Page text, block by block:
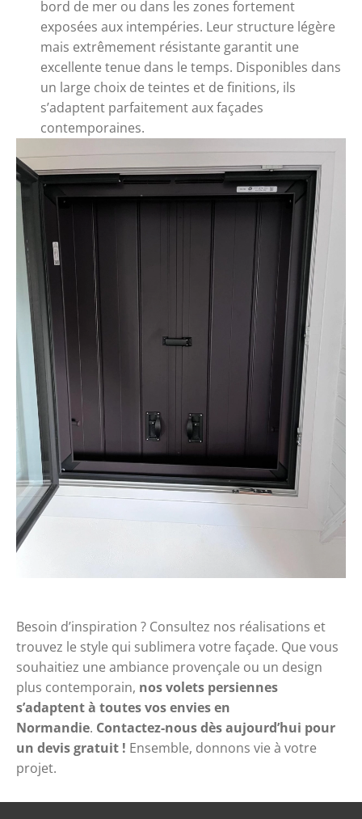
bord de mer ou dans les zones fortement
exposées aux intempéries. Leur structure légère
mais extrêmement résistante garantit une
excellente tenue dans le temps. Disponibles dans
un large choix de teintes et de finitions, ils
s’adaptent parfaitement aux façades
contemporaines.
Besoin d’inspiration ? Consultez nos réalisations et
trouvez le style qui sublimera votre façade. Que vous
souhaitiez une ambiance provençale ou un design
plus contemporain, nos volets persiennes
s’adaptent à toutes vos envies en
Normandie. Contactez-nous dès aujourd’hui pour
un devis gratuit ! Ensemble, donnons vie à votre
projet.